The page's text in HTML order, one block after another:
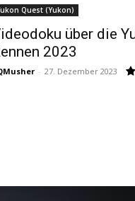
Quest (Yukon)
über die
2023
- 27. Dezember 2023